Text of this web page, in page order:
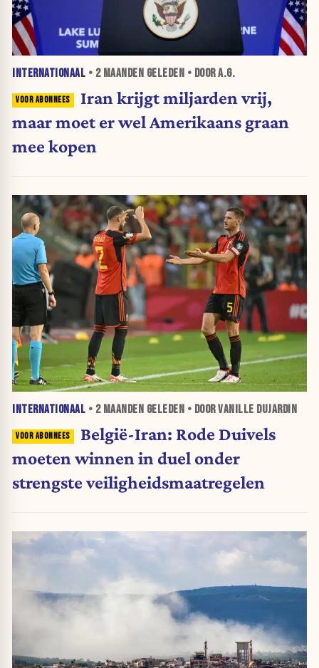
INTERNATIONAAL • 2 MAANDEN GELEDEN • DOOR A.G.
Iran krijgt miljarden vrij,
maar moet er wel Amerikaans graan
mee kopen
INTERNATIONAAL • 2 MAANDEN GELEDEN • DOOR VANILLE DUJARDIN
België-Iran: Rode Duivels
moeten winnen in duel onder
strengste veiligheidsmaatregelen